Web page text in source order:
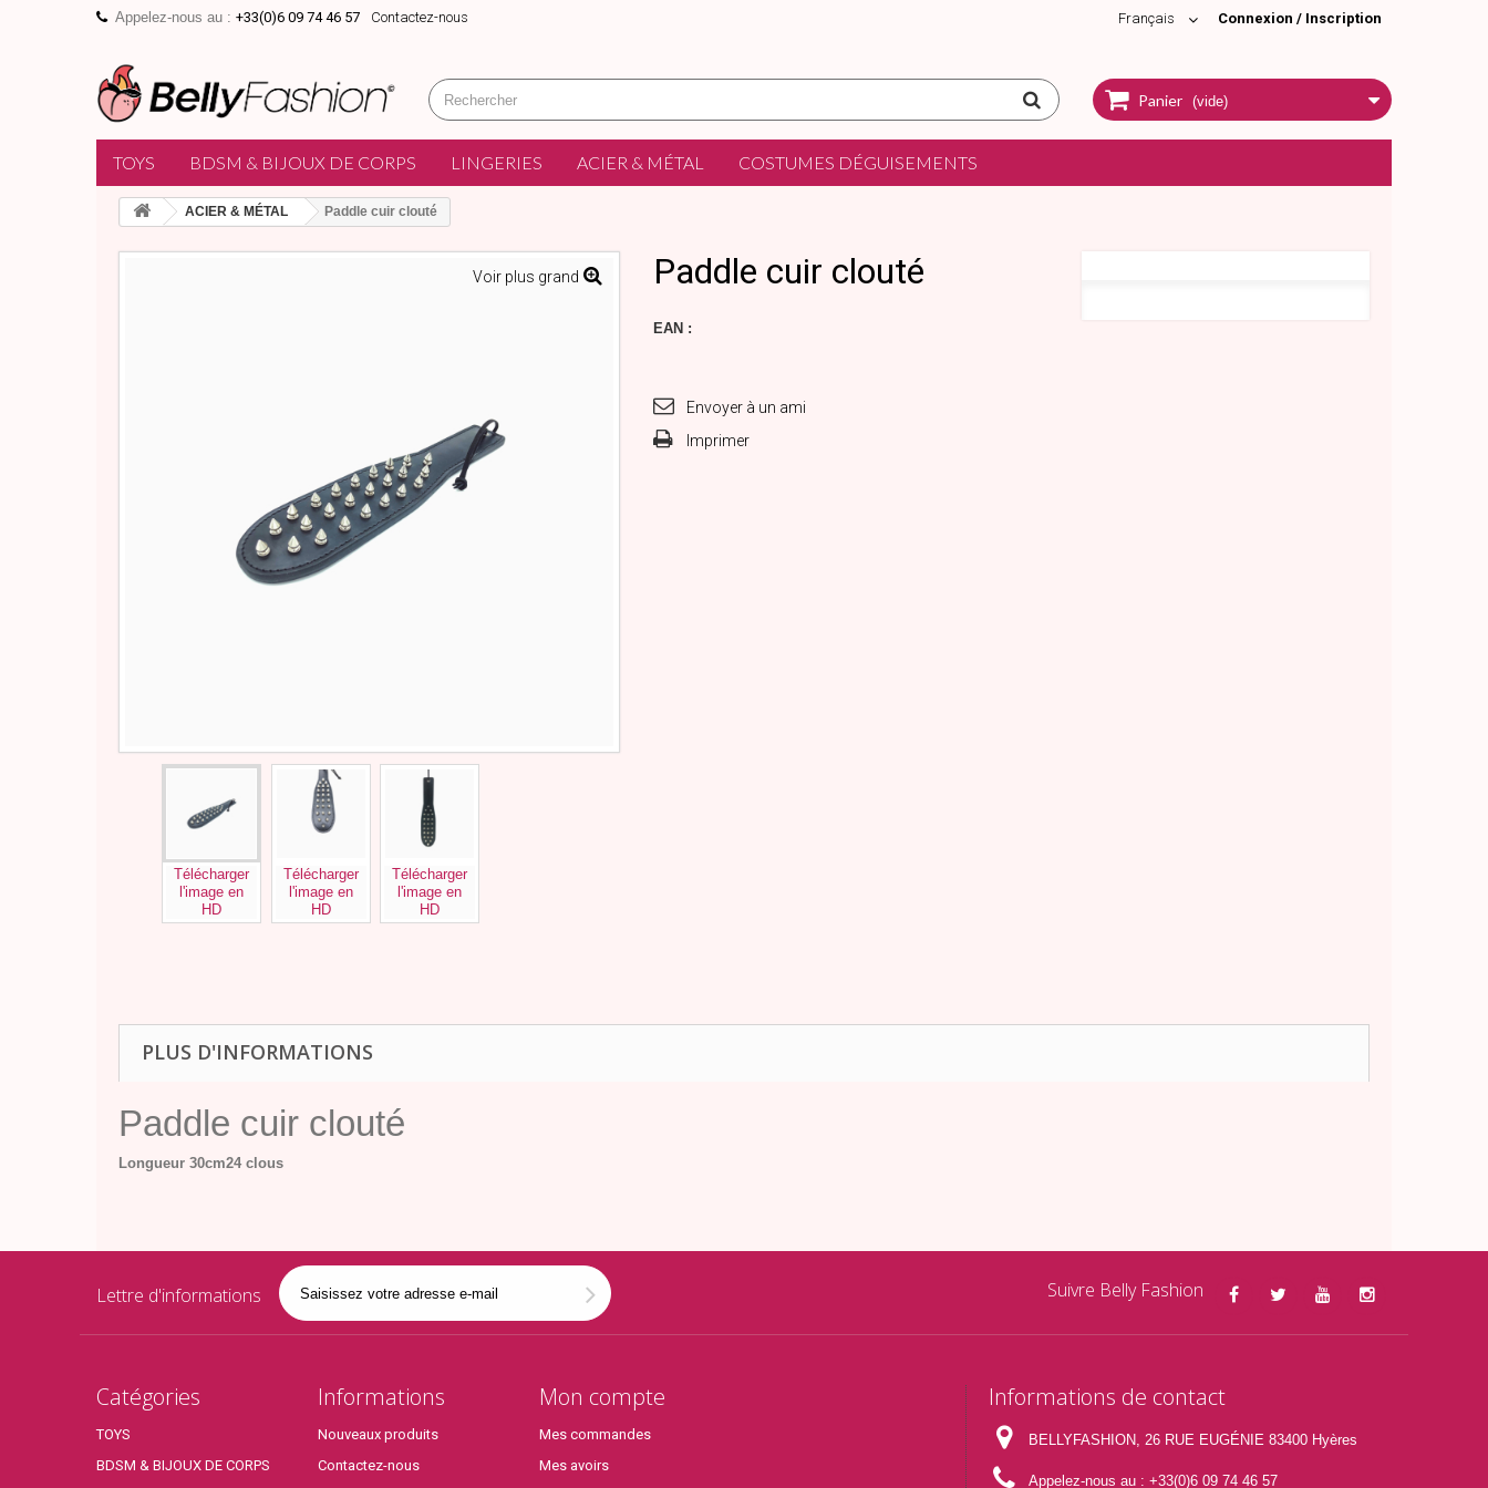
Connexion / Inscription
Français
Appelez-nous au : +33(0)6 09 74 46 57 Contactez-nous
Panier (vide)
TOYS BDSM & BIJOUX DE CORPS LINGERIES ACIER & MÉTAL COSTUMES DÉGUISEMENTS
ACIER & MÉTAL Paddle cuir clouté
Voir plus grand
Télécharger
l'image en
HD
Télécharger
l'image en
HD
Télécharger
l'image en
HD
Paddle cuir clouté
EAN :
Envoyer à un ami
Imprimer
PLUS D'INFORMATIONS
Paddle cuir clouté
Longueur 30cm24 clous
Lettre d'informations Suivre Belly Fashion
Catégories
TOYS
BDSM & BIJOUX DE CORPS
Informations
Nouveaux produits
Contactez-nous
Mon compte
Mes commandes
Mes avoirs
Informations de contact
BELLYFASHION, 26 RUE EUGÉNIE 83400 Hyères
Appelez-nous au : +33(0)6 09 74 46 57